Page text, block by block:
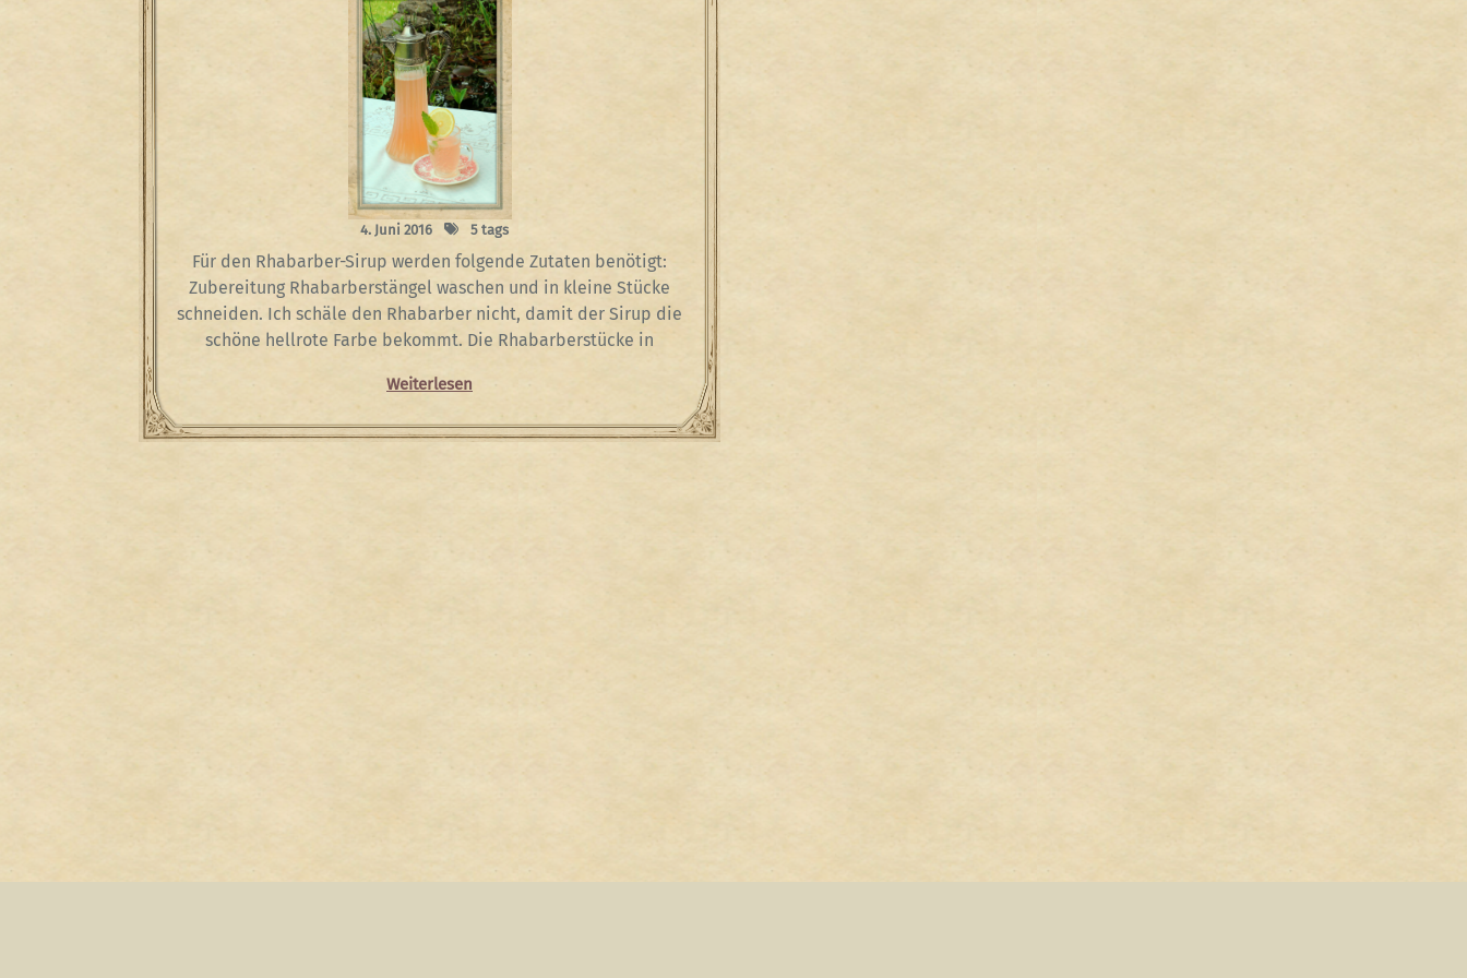
4. Juni 2016 5 tags
Für den Rhabarber-Sirup werden folgende Zutaten benötigt:
Zubereitung Rhabarberstängel waschen und in kleine Stücke
schneiden. Ich schäle den Rhabarber nicht, damit der Sirup die
schöne hellrote Farbe bekommt. Die Rhabarberstücke in
Weiterlesen